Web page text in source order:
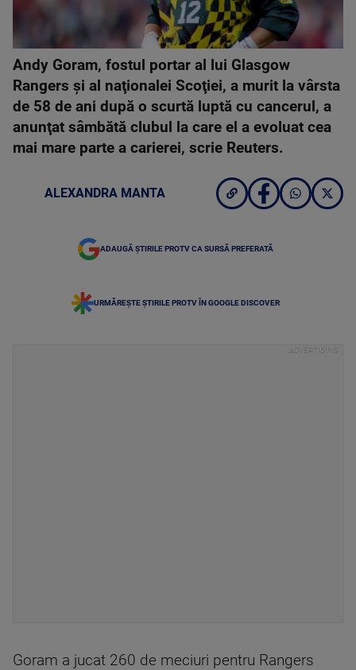
Andy Goram, fostul portar al lui Glasgow
Rangers şi al naţionalei Scoţiei, a murit la vârsta
de 58 de ani după o scurtă luptă cu cancerul, a
anunţat sâmbătă clubul la care el a evoluat cea
mai mare parte a carierei, scrie Reuters.
ALEXANDRA MANTA
ADAUGĂ ȘTIRILE PROTV CA SURSĂ PREFERATĂ
URMĂREȘTE ȘTIRILE PROTV ÎN GOOGLE DISCOVER
Goram a jucat 260 de meciuri pentru Rangers